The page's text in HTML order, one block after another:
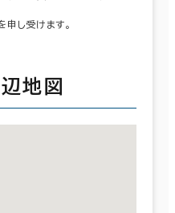
し受けます。
地図